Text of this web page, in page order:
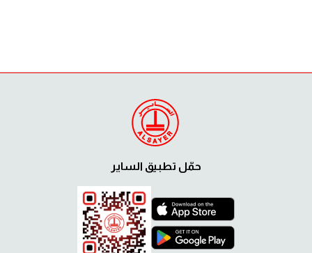
حمّل تطبيق الساير